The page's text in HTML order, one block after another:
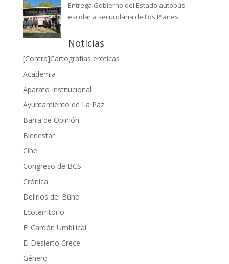
Entrega Gobierno del Estado autobús
escolar a secundaria de Los Planes
Noticias
[Contra]Cartografías eróticas
Academia
Aparato Institucional
Ayuntamiento de La Paz
Barra de Opinión
Bienestar
Cine
Congreso de BCS
Crónica
Delirios del Búho
Ecoterritorio
El Cardón Umbilical
El Desierto Crece
Género